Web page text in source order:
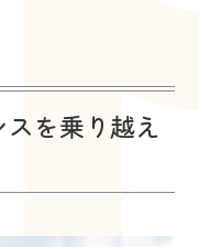
スを乗り越え